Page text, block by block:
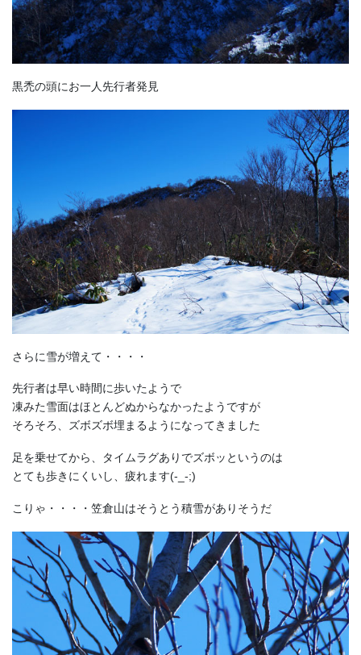
黒禿の頭にお一人先行者発見
さらに雪が増えて・・・・
先行者は早い時間に歩いたようで
凍みた雪面はほとんどぬからなかったようですが
そろそろ、ズボズボ埋まるようになってきました
足を乗せてから、タイムラグありでズボッというのは
とても歩きにくいし、疲れます(-_-;)
こりゃ・・・・笠倉山はそうとう積雪がありそうだ